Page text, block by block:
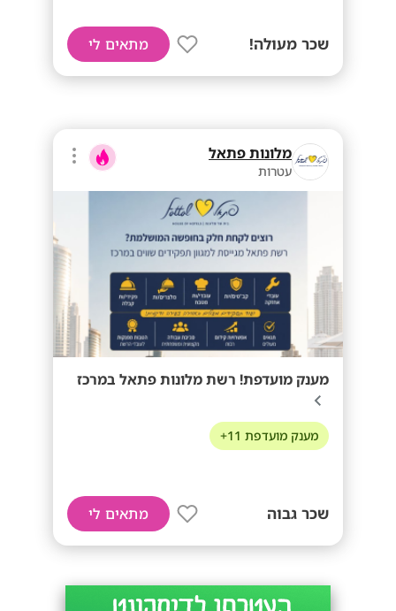
שכר מעולה! מתאים לי
מלונות פתאל
עטרות
מענק מועדפת! רשת מלונות פתאל במרכז
מענק מועדפת 11+
שכר גבוה מתאים לי